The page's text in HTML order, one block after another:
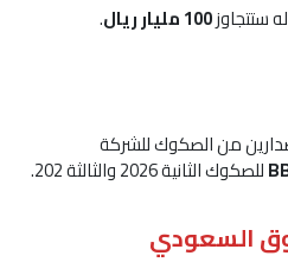
ستتجاوز100 مليار ريال
.
من الصكوك للشركة
للصكوك الثانية 2026 والثالثة 202.
السعودي